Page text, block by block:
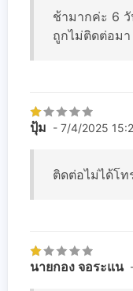
ช้ามากค่ะ 6 วั
ถูกไม่ติดต่อมา
ปุ้ม - 7/4/2025
ติดต่อไม่ได้​โท
นายกอง จอระแน